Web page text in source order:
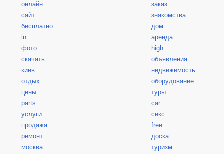
онлайн
сайт
бесплатно
in
фото
скачать
киев
отдых
цены
parts
услуги
продажа
ремонт
москва
заказ
знакомства
дом
аренда
high
объявления
недвижимость
оборудование
туры
car
секс
free
доска
туризм